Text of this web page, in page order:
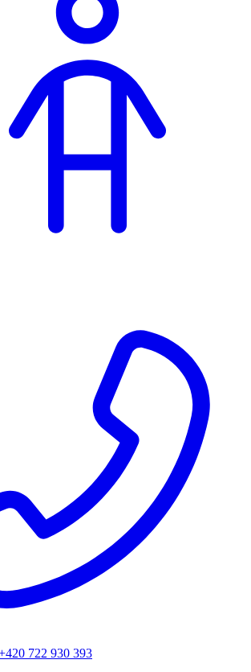
722 930 393